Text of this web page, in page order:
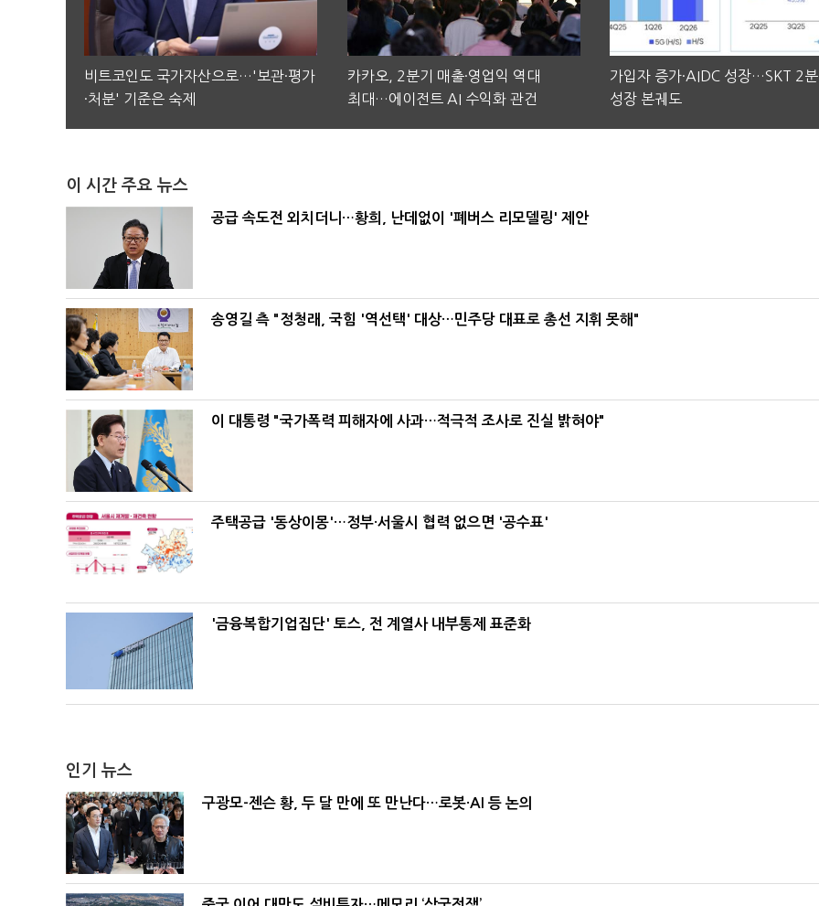
비트코인도 국가자산으로…'보관·평가
·처분' 기준은 숙제
카카오, 2분기 매출·영업익 역대
최대…에이전트 AI 수익화 관건
가입자 증가·AIDC 성장…SKT 2
성장 본궤도
이 시간 주요 뉴스
공급 속도전 외치더니…황희, 난데없이 '폐버스 리모델링' 제안
송영길 측 "정청래, 국힘 '역선택' 대상…민주당 대표로 총선 지휘 못해"
이 대통령 "국가폭력 피해자에 사과…적극적 조사로 진실 밝혀야"
주택공급 '동상이몽'…정부·서울시 협력 없으면 '공수표'
'금융복합기업집단' 토스, 전 계열사 내부통제 표준화
인기 뉴스
구광모-젠슨 황, 두 달 만에 또 만난다…로봇·AI 등 논의